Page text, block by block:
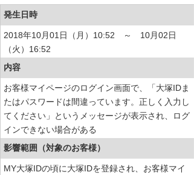
発生日時
2018年10月01日（月）10:52 ～ 10月02日
（火）16:52
内容
お客様マイページのログイン画面で、「大塚IDま
たはパスワードは間違っています。正しく入力し
てください」というメッセージが表示され、ログ
インできない場合がある
影響範囲（対象のお客様）
MY大塚IDの頃に大塚IDを登録され、お客様マイ